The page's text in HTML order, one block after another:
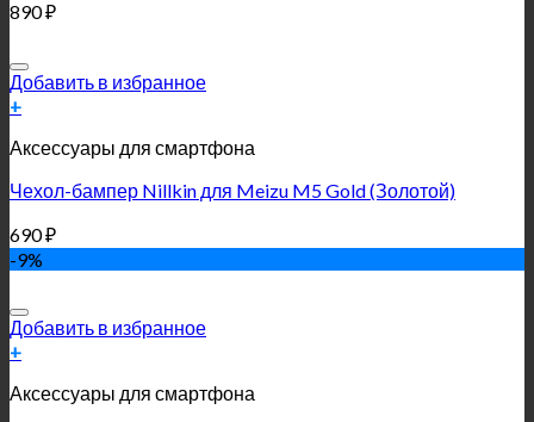
890₽
Добавить в избранное
+
Аксессуары для смартфона
Чехол-бампер Nillkin для Meizu M5 Gold (Золотой)
690₽
-9%
Добавить в избранное
+
Аксессуары для смартфона